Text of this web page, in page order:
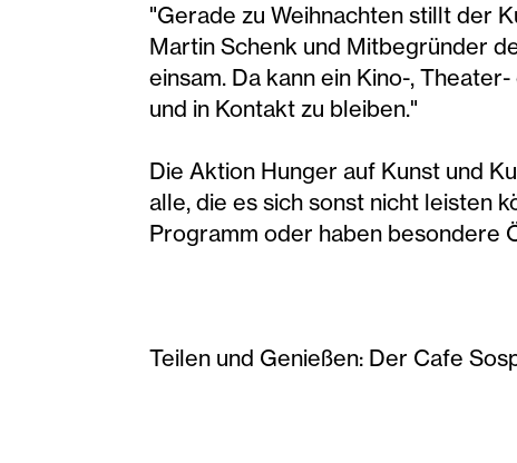
"Gerade zu Weihnachten stillt der
Martin Schenk und Mitbegründer
einsam. Da kann ein Kino-,
und in Kontakt zu bleiben."
Die Aktion Hunger auf Kunst und
alle, die es sich sonst nicht leisten
Programm oder haben besondere
Teilen und Genießen: Der Cafe